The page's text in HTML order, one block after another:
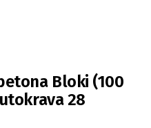
Bloki (100
28